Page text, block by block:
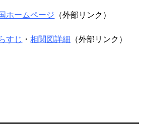
ホームページ （外部リンク）
すじ ・相関図詳細 （外部リンク）